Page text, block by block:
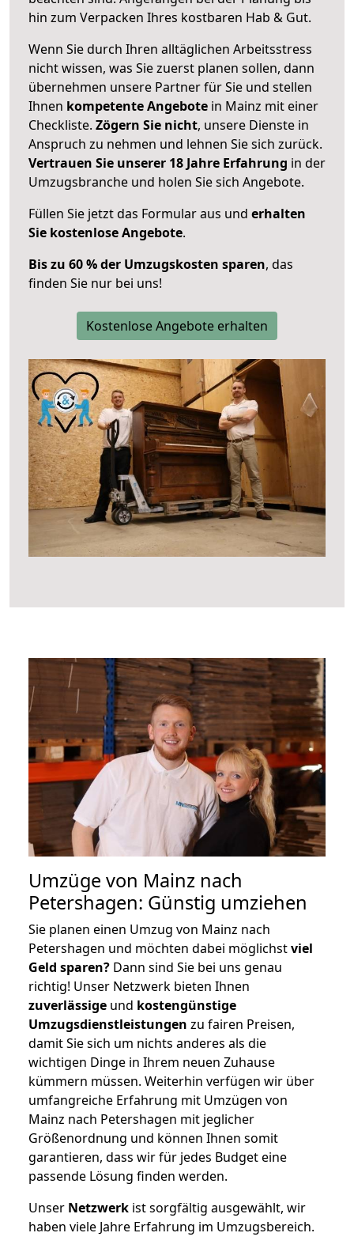
hin zum Verpacken Ihres kostbaren Hab & Gut.
Wenn Sie durch Ihren alltäglichen Arbeitsstress
nicht wissen, was Sie zuerst planen sollen, dann
übernehmen unsere Partner für Sie und stellen
Ihnen kompetente Angebote in Mainz mit einer
Checkliste. Zögern Sie nicht, unsere Dienste in
Anspruch zu nehmen und lehnen Sie sich zurück.
Vertrauen Sie unserer 18 Jahre Erfahrung in der
Umzugsbranche und holen Sie sich Angebote.
Füllen Sie jetzt das Formular aus und erhalten
Sie kostenlose Angebote.
Bis zu 60 % der Umzugskosten sparen, das
finden Sie nur bei uns!
Kostenlose Angebote erhalten
Umzüge von Mainz nach
Petershagen: Günstig umziehen
Sie planen einen Umzug von Mainz nach
Petershagen und möchten dabei möglichstviel
Geld sparen? Dann sind Sie bei uns genau
richtig! Unser Netzwerk bieten Ihnen
zuverlässige und kostengünstige
Umzugsdienstleistungen zu fairen Preisen,
damit Sie sich um nichts anderes als die
wichtigen Dinge in Ihrem neuen Zuhause
kümmern müssen. Weiterhin verfügen wir über
umfangreiche Erfahrung mit Umzügen von
Mainz nach Petershagen mit jeglicher
Größenordnung und können Ihnen somit
garantieren, dass wir für jedes Budget eine
passende Lösung finden werden.
Unser Netzwerk ist sorgfältig ausgewählt, wir
haben viele Jahre Erfahrung im Umzugsbereich.